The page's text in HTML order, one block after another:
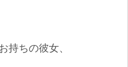
持ちの彼女、